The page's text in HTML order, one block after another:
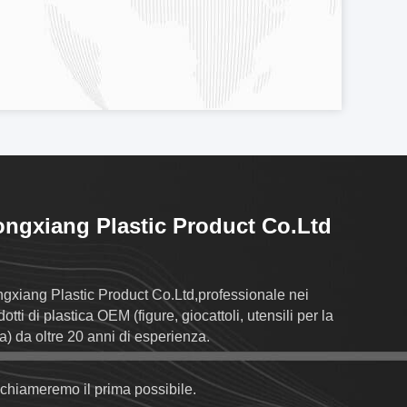
Plastic Product Co.Ltd
Plastic Product Co.Ltd,professionale nei
di plastica OEM (figure, giocattoli, utensili per la
da oltre 20 anni di esperienza.
il prima possibile.